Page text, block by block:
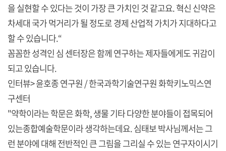
을 실현할 수 있다는 것이 가장 큰 가치인 것 같고요. 혁신 신약은
차세대 국가 먹거리가 될 정도로 경제 산업적 가치가 지대하다고
할 수 있습니다.“
꼼꼼한 성격인 심 센터장은 함께 연구하는 제자들에게도 귀감이
되고 있습니다.
인터뷰> 윤호종 연구원 / 한국과학기술연구원 화학키노믹스연
구센터
"약학이라는 학문은 화학, 생물 기타 다양한 분야들이 접목되어
있는종합예술학문이라 생각하는데요. 심태보 박사님께서는 그
런 분야에 대해 전반적인 큰 그림을 그리실 수 있는 연구자이시기